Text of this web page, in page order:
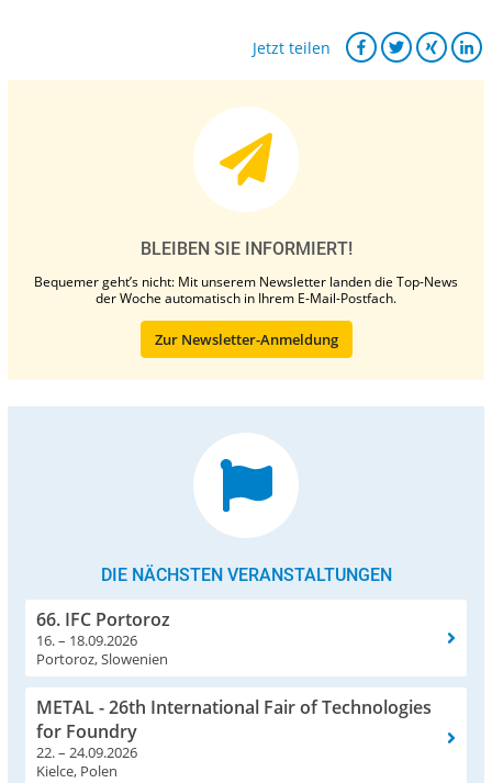
Jetzt teilen
BLEIBEN SIE INFORMIERT!
Bequemer geht’s nicht: Mit unserem Newsletter landen die Top-News
der Woche automatisch in Ihrem E-Mail-Postfach.
Zur Newsletter-Anmeldung
DIE NÄCHSTEN VERANSTALTUNGEN
66. IFC Portoroz
16. – 18.09.2026
Portoroz, Slowenien
METAL - 26th International Fair of Technologies
for Foundry
22. – 24.09.2026
Kielce, Polen